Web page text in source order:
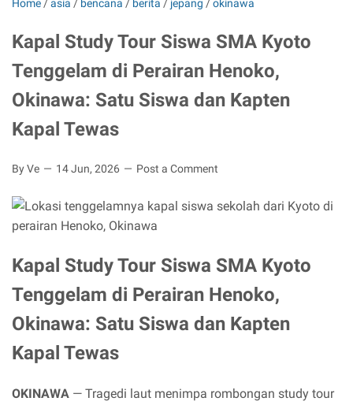
Home /asia / bencana / berita / jepang /okinawa
Kapal Study Tour Siswa SMA Kyoto
Tenggelam di Perairan Henoko,
Okinawa: Satu Siswa dan Kapten
Kapal Tewas
By Ve 14 Jun, 2026 Post a Comment
Kapal Study Tour Siswa SMA Kyoto
Tenggelam di Perairan Henoko,
Okinawa: Satu Siswa dan Kapten
Kapal Tewas
OKINAWA — Tragedi laut menimpa rombongan study tour